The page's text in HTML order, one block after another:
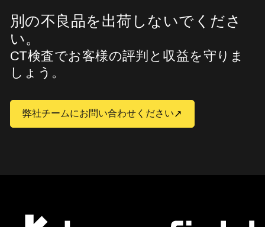
別の不良品を出荷しないでくださ
い。
CT検査でお客様の評判と収益を守りま
しょう。
弊社チームにお問い合わせください